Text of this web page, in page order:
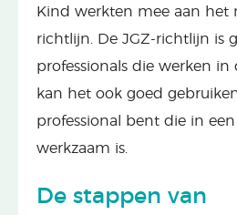
Kind werkten mee aan het
richtlijn. De JGZ-richtlijn is
professionals die werken in
kan het ook goed
professional bent die in
werkzaam is.
De stappen van